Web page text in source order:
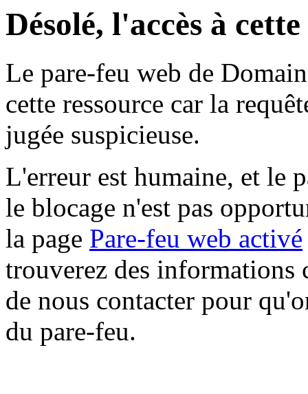
Désolé, l'accès à
Le pare-feu web de
cette ressource car la
jugée suspicieuse.
L'erreur est humaine, et le
le blocage n'est pas
la page Pare-feu web activé
trouverez des informations
de nous contacter pour
du pare-feu.